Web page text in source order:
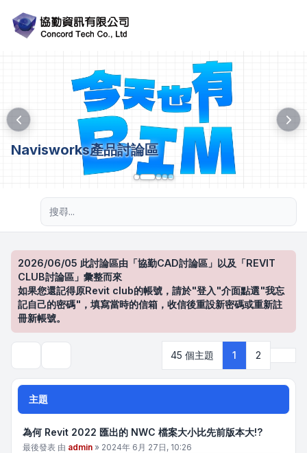
Navisworks產品討論區
2026/06/05 此討論區由「協勤CAD討論區」以及「REVIT
CLUB討論區」彙整而來
如果您還記得原Revit club的帳號，請於"登入"介面點選"我忘
記自己的密碼"，填寫當時的信箱，收信後重設新密碼或重新註
冊新帳號。
45 個主題 1 2
主題
為何 Revit 2022 匯出的 NWC 檔案大小比先前版本大!?
最後發表 由 admin » 2024年 6月 27日, 10:26